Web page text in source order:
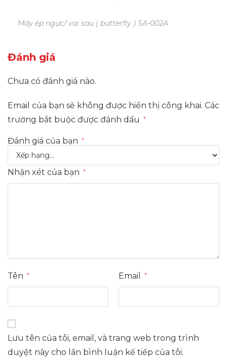
Máy ép ngực/ vai sau ( butterfly ) SA-002A
Đánh giá
Chưa có đánh giá nào.
Email của bạn sẽ không được hiển thị công khai. Các
trường bắt buộc được đánh dấu
*
Đánh giá của bạn *
Nhận xét của bạn *
Tên * Email *
Lưu tên của tôi, email, và trang web trong trình
duyệt này cho lần bình luận kế tiếp của tôi.